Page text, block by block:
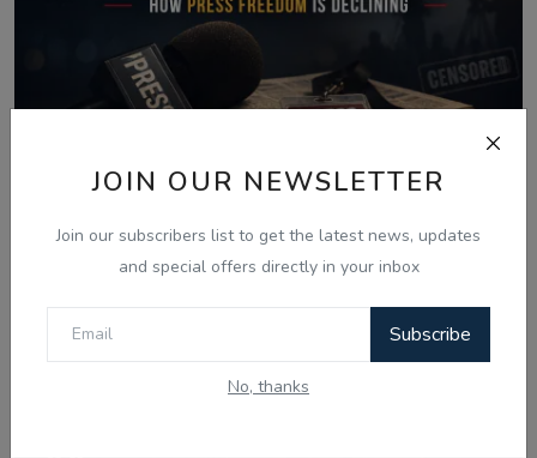
JOIN OUR NEWSLETTER
Join our subscribers list to get the latest news, updates
and special offers directly in your inbox
Subscribe
No, thanks
Aug 7, 2026
Media Boycott Politicians: How Press
Freedom Is De...